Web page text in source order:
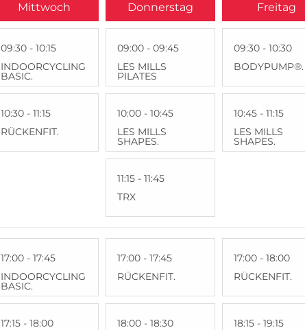
Mittwoch
09:30 - 10:15
INDOORCYCLING
BASIC.
10:30 - 11:15
RÜCKENFIT.
Donnerstag
09:00 - 09:45
LES MILLS
PILATES
10:00 - 10:45
LES MILLS
SHAPES.
11:15 - 11:45
TRX
Freitag
09:30 - 10:30
BODYPUMP®.
10:45 - 11:15
LES MILLS
SHAPES.
17:00 - 17:45
INDOORCYCLING
BASIC.
17:15 - 18:00
17:00 - 17:45
RÜCKENFIT.
18:00 - 18:30
17:00 - 18:00
RÜCKENFIT.
18:15 - 19:15